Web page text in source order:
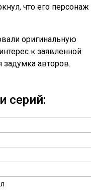
что его персонаж
оригинальную
к заявленной
задумка авторов.
серий: